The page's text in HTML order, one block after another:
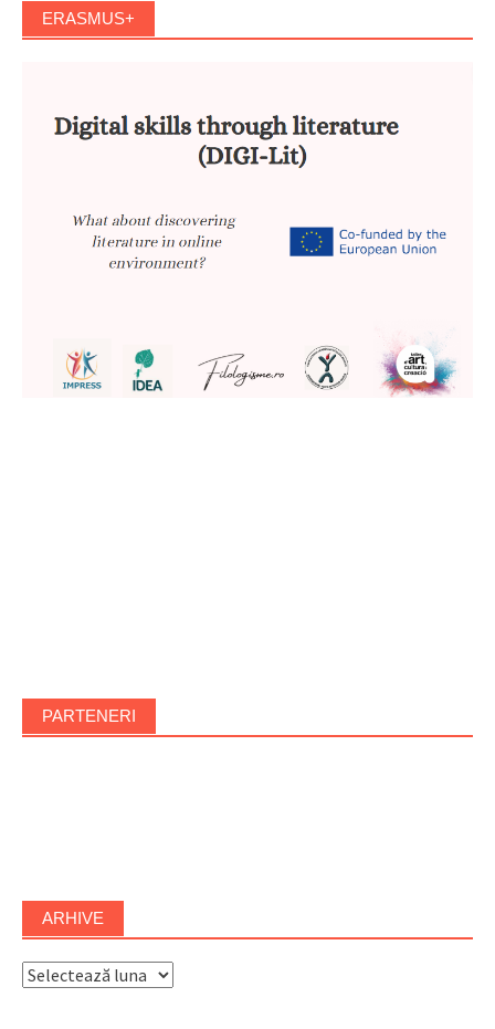
ERASMUS+
PARTENERI
ARHIVE
Arhive